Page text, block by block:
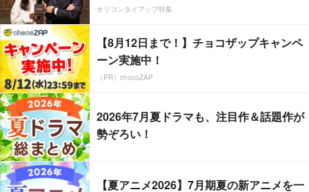
オリコンタイアップ特集
【8月12日まで！】チョコザップキャンペ
ーン実施中！
（PR）chocoZAP
2026年7月夏ドラマも、注目作＆話題作が
勢ぞろい！
【夏アニメ2026】7月期夏の新アニメを一